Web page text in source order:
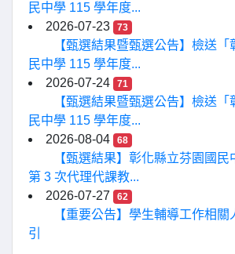
民中學 115 學年度...
2026-07-23
73
【甄選結果暨甄選公告】檢送「
民中學 115 學年度...
2026-07-24
71
【甄選結果暨甄選公告】檢送「
民中學 115 學年度...
2026-08-04
68
【甄選結果】彰化縣立芬園國
第 3 次代理代課教...
2026-07-27
62
【重要公告】學生輔導工作相
引